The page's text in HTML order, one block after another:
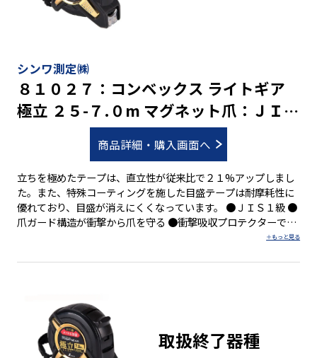
シンワ測定㈱
８１０２７：コンベックス ライトギア
極立 ２５-７.０m マグネット爪：ＪＩＳ
商品詳細・購入画面へ
立ちを極めたテープは、直立性が従来比で２１%アップしまし
た。また、特殊コーティングを施した目盛テープは耐摩耗性に
優れており、目盛が消えにくくなっています。 ●ＪＩＳ１級 ●
爪ガード構造が衝撃から爪を守る ●衝撃吸収プロテクターで本
体を保護 ●ショックアブソーバー(衝撃吸収材)付 ●両面目盛 ●
磁石付の爪を採用 ●ベルトクリップ付 ●ストラップ付
取扱終了器種